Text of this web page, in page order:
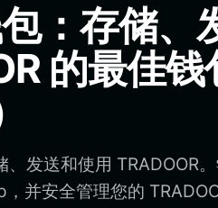
：存储、
的最佳钱
发送和使用 TRADOOR
并安全管理您的